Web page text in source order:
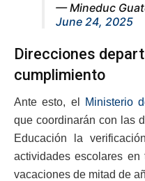
— Mineduc
June 24, 2025
Direcciones
cumplimiento
Ante esto, el Ministerio
que coordinarán con las
Educación la
actividades escolares
vacaciones de mitad de